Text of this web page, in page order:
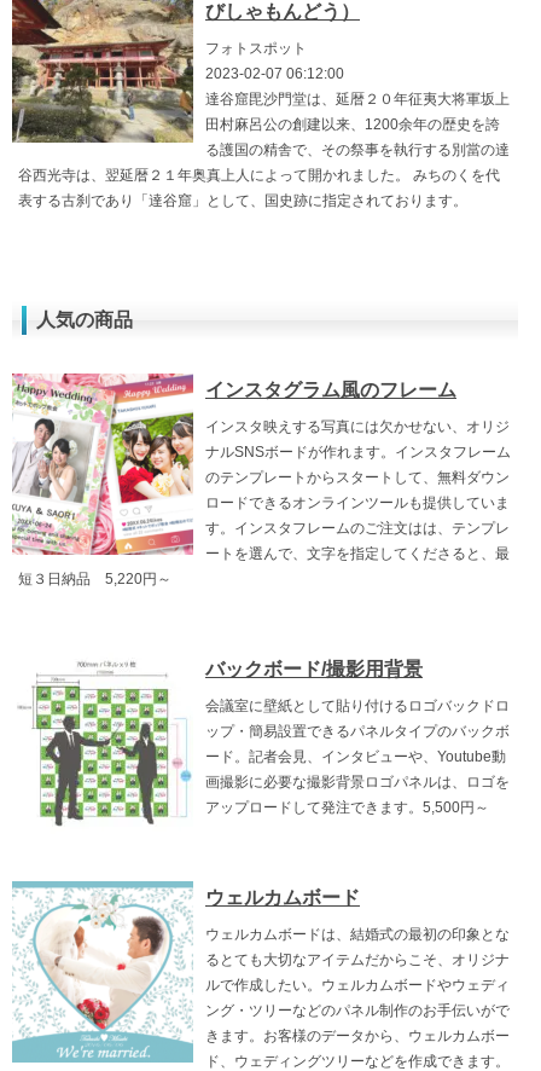
びしゃもんどう）
フォトスポット
2023-02-07 06:12:00
達谷窟毘沙門堂は、延暦２０年征夷大将軍坂上
田村麻呂公の創建以来、1200余年の歴史を誇
る護国の精舎で、その祭事を執行する別當の達
谷西光寺は、翌延暦２１年奥真上人によって開かれました。 みちのくを代
表する古刹であり「達谷窟」として、国史跡に指定されております。
人気の商品
インスタグラム風のフレーム
インスタ映えする写真には欠かせない、オリジ
ナルSNSボードが作れます。インスタフレーム
のテンプレートからスタートして、無料ダウン
ロードできるオンラインツールも提供していま
す。インスタフレームのご注文はは、テンプレ
ートを選んで、文字を指定してくださると、最
短３日納品 5,220円～
バックボード/撮影用背景
会議室に壁紙として貼り付けるロゴバックドロ
ップ・簡易設置できるパネルタイプのバックボ
ード。記者会見、インタビューや、Youtube動
画撮影に必要な撮影背景ロゴパネルは、ロゴを
アップロードして発注できます。5,500円～
ウェルカムボード
ウェルカムボードは、結婚式の最初の印象とな
るとても大切なアイテムだからこそ、オリジナ
ルで作成したい。ウェルカムボードやウェディ
ング・ツリーなどのパネル制作のお手伝いがで
きます。お客様のデータから、ウェルカムボー
ド、ウェディングツリーなどを作成できます。